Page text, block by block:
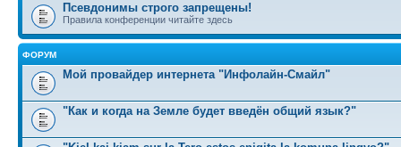
Псевдонимы строго запрещены!
Правила конференции читайте здесь
ФОРУМ
Мой провайдер интернета "Инфолайн-Смайл"
"Как и когда на Земле будет введён общий язык?"